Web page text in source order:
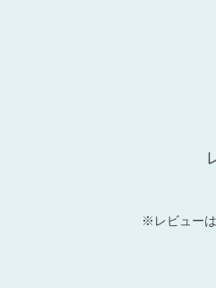
※レビュー